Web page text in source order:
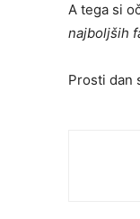
A tega si
najboljših
Prosti dan